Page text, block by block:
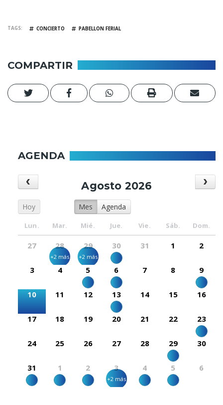
TAGS CONCIERTO PABELLON FERIAL
COMPARTIR
AGENDA
Hoy Mes Agenda
Agosto 2026
Lun. Mar. Mié. Jue. Vie. Sáb. Dom.
27 28 29 30 31 1 2
+2 más +2 más
3 4 5 6 7 8 9
10 11 12 13 14 15 16
17 18 19 20 21 22 23
24 25 26 27 28 29 30
31 1 2 3 4 5 6
+2 más